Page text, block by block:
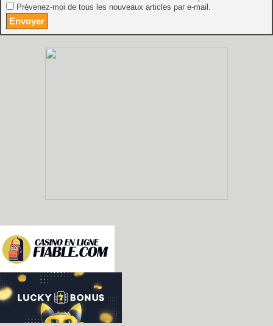
Prévenez-moi de tous les nouveaux articles par e-mail.